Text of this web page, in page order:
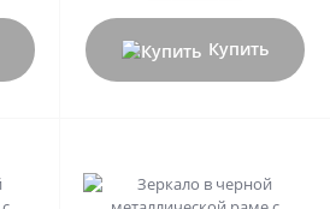
Купить